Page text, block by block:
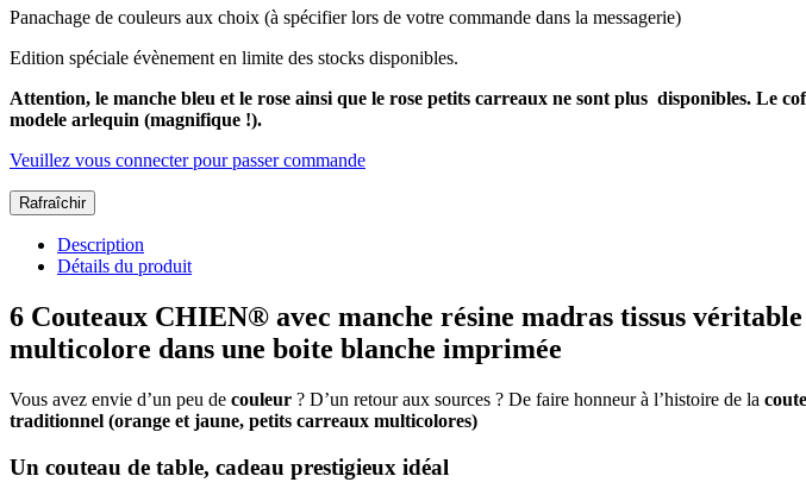
Panachage de couleurs aux choix (à spécifier lors de votre commande dans la messagerie)
Edition spéciale évènement en limite des stocks disponibles.
Attention, le manche bleu et le rose ainsi que le rose petits carreaux ne sont plus disponibles. Le
modele arlequin (magnifique !).
Veuillez vous connecter pour passer commande
Description
Détails du produit
6 Couteaux CHIEN® avec manche résine madras tissus
multicolore dans une boite blanche imprimée
Vous avez envie d’un peu de couleur ? D’un retour aux sources ? De faire honneur à l’histoire de la
traditionnel (orange et jaune, petits carreaux multicolores)
Un couteau de table, cadeau prestigieux idéal